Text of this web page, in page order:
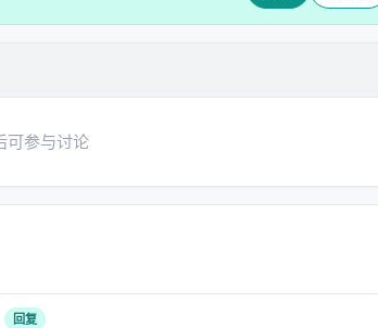
scale 上性能低于 transformer
可参与讨论
回复